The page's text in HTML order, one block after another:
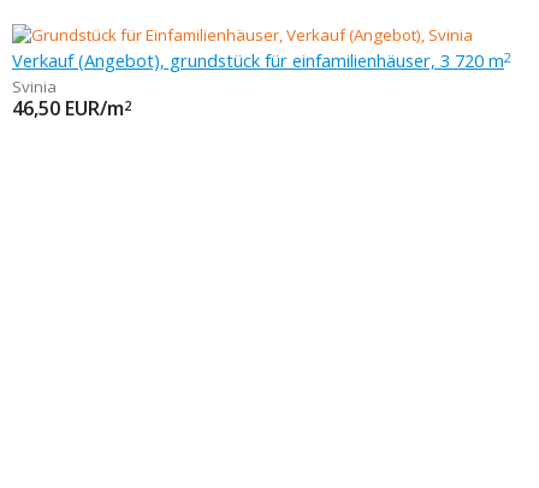
Verkauf (Angebot), grundstück für einfamilienhäuser, 3 720 m2
Svinia
46,50 EUR/m2